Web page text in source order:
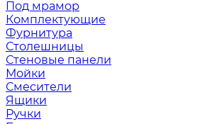
Под мрамор
Комплектующие
Фурнитура
Столешницы
Стеновые панели
Мойки
Смесители
Ящики
Ручки